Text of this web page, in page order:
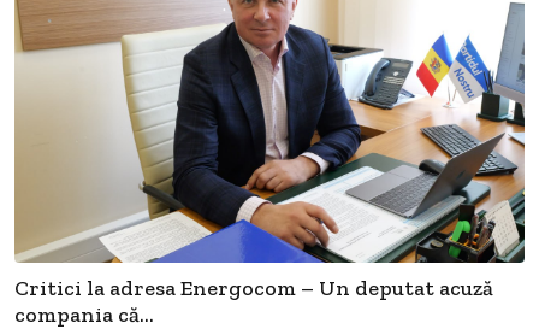
Critici la adresa Energocom – Un deputat acuză
compania că...